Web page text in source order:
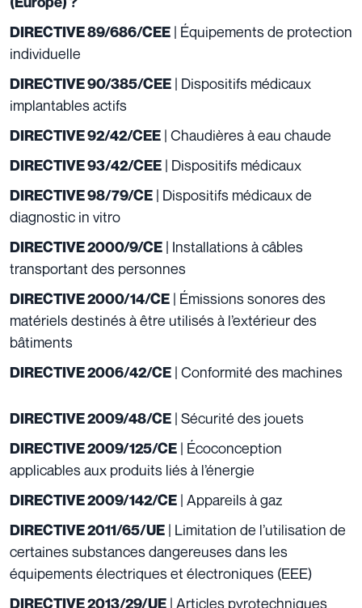
DIRECTIVE 89/686/CEE | Équipements de protection
individuelle
DIRECTIVE 90/385/CEE | Dispositifs médicaux
implantables actifs
DIRECTIVE 92/42/CEE | Chaudières à eau chaude
DIRECTIVE 93/42/CEE | Dispositifs médicaux
DIRECTIVE 98/79/CE | Dispositifs médicaux de
diagnostic in vitro
DIRECTIVE 2000/9/CE | Installations à câbles
transportant des personnes
DIRECTIVE 2000/14/CE | Émissions sonores des
matériels destinés à être utilisés à l’extérieur des
bâtiments
DIRECTIVE 2006/42/CE | Conformité des machines
DIRECTIVE 2009/48/CE | Sécurité des jouets
DIRECTIVE 2009/125/CE | Écoconception
applicables aux produits liés à l’énergie
DIRECTIVE 2009/142/CE | Appareils à gaz
DIRECTIVE 2011/65/UE | Limitation de l’utilisation de
certaines substances dangereuses dans les
équipements électriques et électroniques (EEE)
DIRECTIVE 2013/29/UE | Articles pyrotechniques